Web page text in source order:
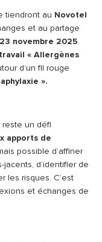
tiendront au Novotel
et au partage
novembre 2025
« Allergènes
d’un fil rouge
».
reste un défi
apports de
possible d’affiner
d’identifier de
les risques. C’est
et échanges de